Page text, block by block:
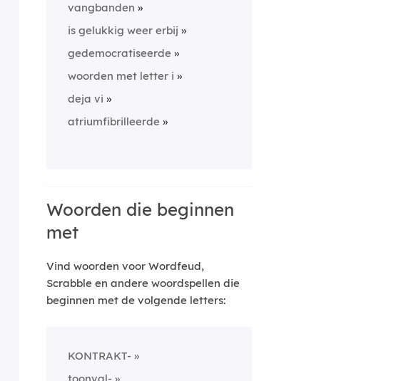
vangbanden
is gelukkig weer erbij
gedemocratiseerde
woorden met letter i
deja vi
atriumfibrilleerde
Woorden die beginnen
met
Vind woorden voor Wordfeud,
Scrabble en andere woordspellen die
beginnen met de volgende letters:
KONTRAKT-